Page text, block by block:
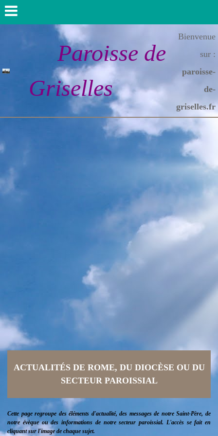
Paroisse de
Griselles
Bienvenue
sur :
paroisse-
de-
griselles.fr
ACTUALITÉS DE ROME, DU DIOCÈSE OU DU
SECTEUR PAROISSIAL
Cette page regroupe des éléments d'actualité, des messages de notre Saint-Père, de
notre évèque ou des informations de notre secteur paroissial. L'accès se fait en
cliquant sur l'image de chaque sujet.